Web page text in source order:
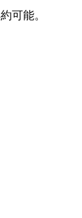
可能。